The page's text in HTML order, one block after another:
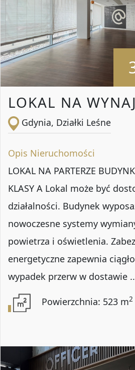
LOKAL NA
Gdynia, Działki Leśne
Opis Nieruchomości
LOKAL NA PARTERZE
KLASY A Lokal może być
działalności. Budynek
nowoczesne systemy
powietrza i oświetlenia.
energetyczne zapewnia
wypadek przerw w dostawie
Powierzchnia: 523 m2